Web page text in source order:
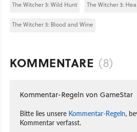
The Witcher 3: Wild Hunt The Witcher 3:
The Witcher 3: Blood and Wine
KOMMENTARE (8)
Kommentar-Regeln von GameStar
Bitte lies unsere Kommentar-Regeln,
Kommentar verfasst.